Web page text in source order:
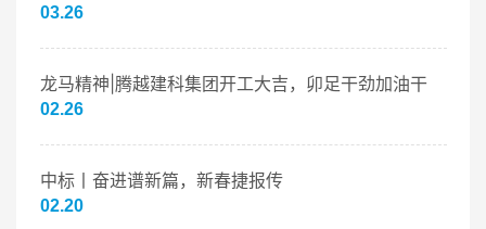
03.26
龙马精神|腾越建科集团开工大吉，卯足干劲加油干
02.26
中标丨奋进谱新篇，新春捷报传
02.20